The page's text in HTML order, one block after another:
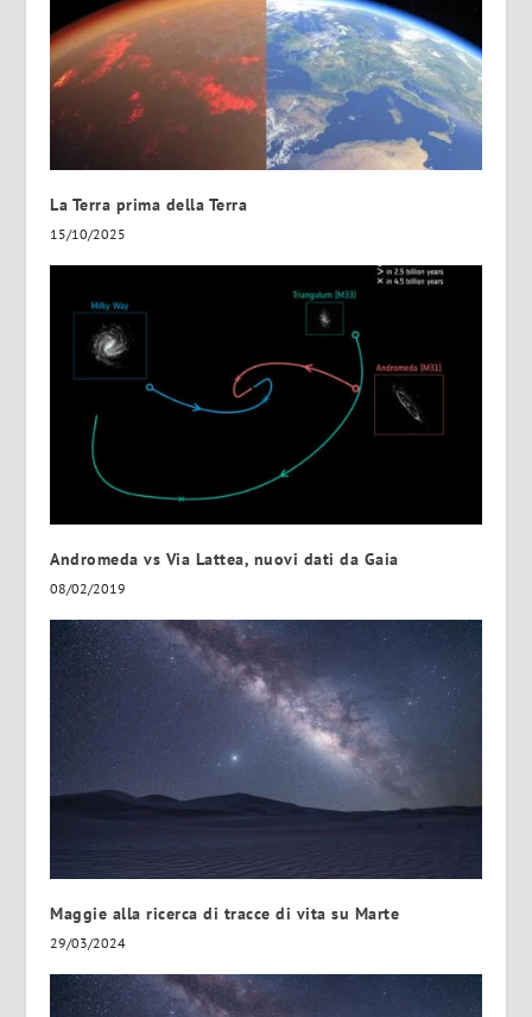
La Terra prima della Terra
15/10/2025
Andromeda vs Via Lattea, nuovi dati da Gaia
08/02/2019
Maggie alla ricerca di tracce di vita su Marte
29/03/2024